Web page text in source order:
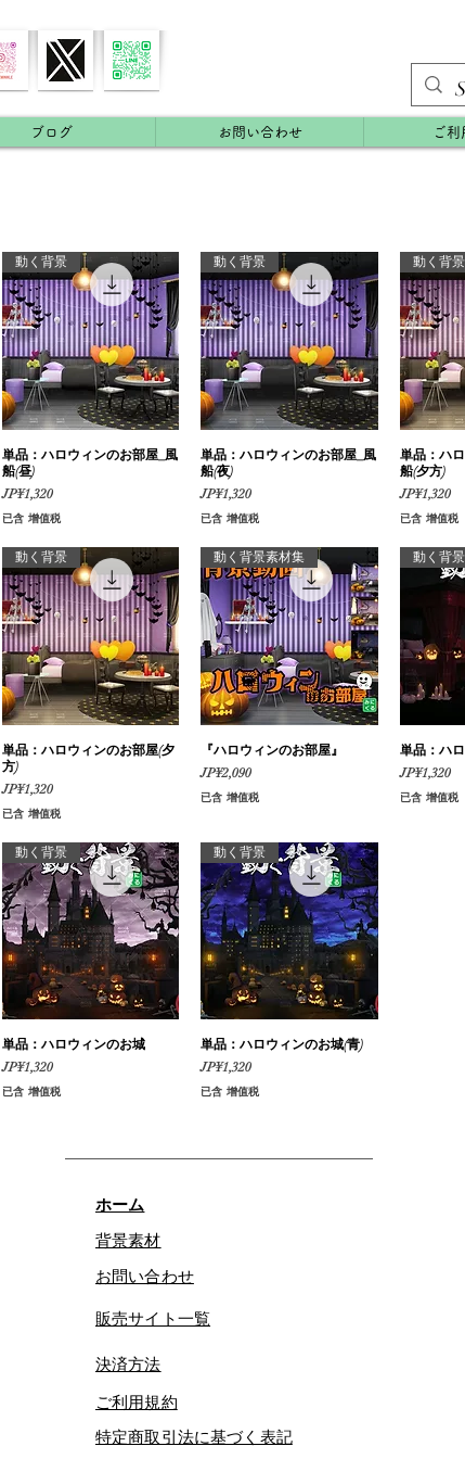
ブログ お問い合わせ ご利
快速瀏覽
動く背景
単品：ハロウィンのお部屋_風
船(昼)
價格
JP¥1,320
已含 增值税
快速瀏覽
動く背景
単品：ハロウィンのお部屋_風
船(夜)
價格
JP¥1,320
已含 增值税
動く背景
単品：ハ
船(夕方)
價格
JP¥1,320
已含 增值税
快速瀏覽
動く背景
単品：ハロウィンのお部屋(夕
方)
價格
JP¥1,320
已含 增值税
快速瀏覽
動く背景素材集
『ハロウィンのお部屋』
價格
JP¥2,090
已含 增值税
動く背景
単品：ハ
價格
JP¥1,320
已含 增值税
快速瀏覽
動く背景
単品：ハロウィンのお城
價格
JP¥1,320
已含 增值税
快速瀏覽
動く背景
単品：ハロウィンのお城(青)
價格
JP¥1,320
已含 增值税
ホーム
背景素材
お問い合わせ
販売サイト一覧
決済方法
ご利用規約
特定商取引法に基づく表記